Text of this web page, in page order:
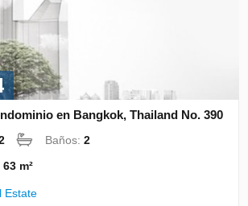
en Bangkok, Thailand No. 390
Baños:2
63 m²
Estate